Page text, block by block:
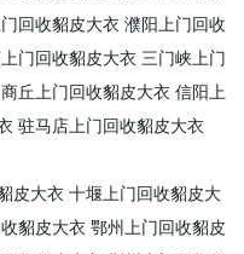
回收貂皮大衣 濮阳上门回收
门回收貂皮大衣 三门峡上门
商丘上门回收貂皮大衣 信阳上
驻马店上门回收貂皮大衣
皮大衣 十堰上门回收貂皮大
貂皮大衣 鄂州上门回收貂皮